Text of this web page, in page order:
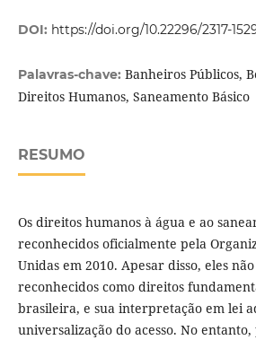
DOI: https://doi.org/10.22296/2317-
Palavras-chave: Banheiros Públicos,
Direitos Humanos, Saneamento Básico
RESUMO
Os direitos humanos à água e ao
reconhecidos oficialmente pela
Unidas em 2010. Apesar disso, eles
reconhecidos como direitos
brasileira, e sua interpretação em lei
universalização do acesso. No